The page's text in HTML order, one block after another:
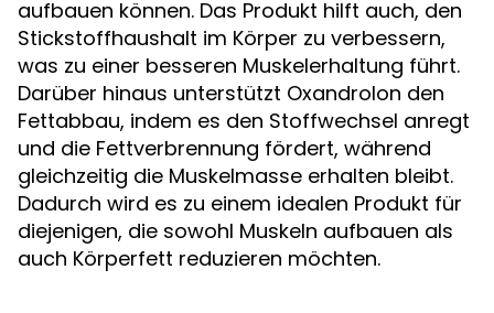
aufbauen können. Das Produkt hilft auch, den
Stickstoffhaushalt im Körper zu verbessern,
was zu einer besseren Muskelerhaltung führt.
Darüber hinaus unterstützt Oxandrolon den
Fettabbau, indem es den Stoffwechsel anregt
und die Fettverbrennung fördert, während
gleichzeitig die Muskelmasse erhalten bleibt.
Dadurch wird es zu einem idealen Produkt für
diejenigen, die sowohl Muskeln aufbauen als
auch Körperfett reduzieren möchten.